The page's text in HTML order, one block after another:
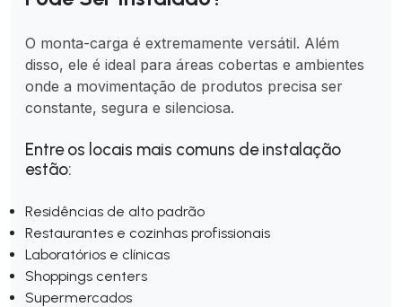
O monta-carga é extremamente versátil. Além
disso, ele é ideal para áreas cobertas e ambientes
onde a movimentação de produtos precisa ser
constante, segura e silenciosa.
Entre os locais mais comuns de instalação
estão:
Residências de alto padrão
Restaurantes e cozinhas profissionais
Laboratórios e clínicas
Shoppings centers
Supermercados